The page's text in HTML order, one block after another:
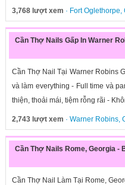
3,768 lượt xem · Fort Oglethorpe,
Cần Thợ Nails Gấp In Warner
Cần Thợ Nail Tại Warner Robins
và làm everything - Full time và
thiện, thoải mái, tiệm rỗng rãi -
2,743 lượt xem · Warner Robins,
Cần Thợ Nails Rome, Georgia -
Cần Thợ Nail Làm Tại Rome,